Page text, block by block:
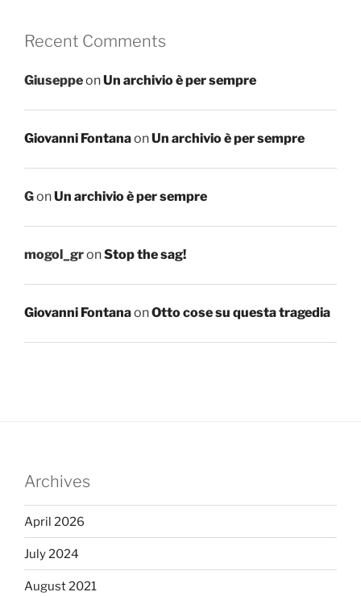
Recent Comments
GiuseppeonUn archivio è per sempre
Giovanni FontanaonUn archivio è per sempre
GonUn archivio è per sempre
mogol_gronStop the sag!
Giovanni FontanaonOtto cose su questa tragedia
Archives
April 2026
July 2024
August 2021